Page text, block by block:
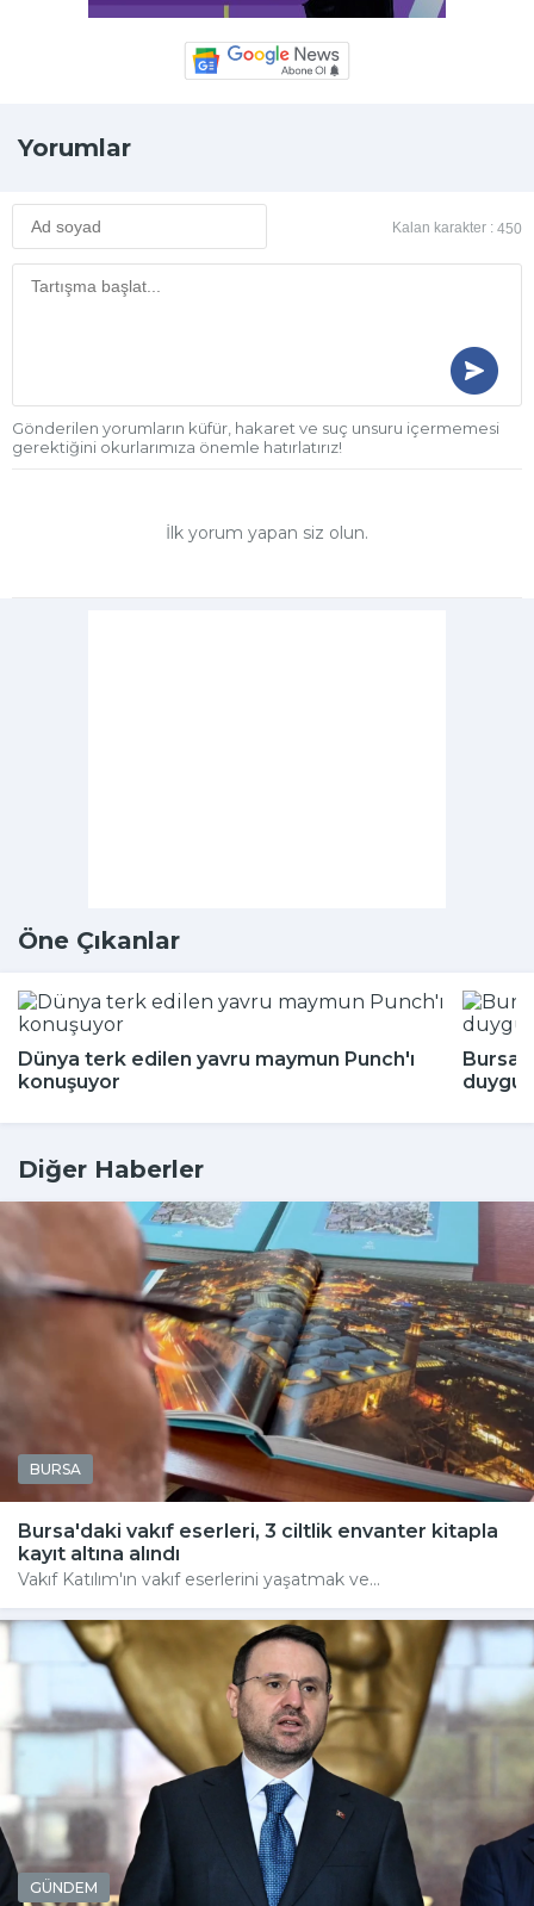
Yorumlar
Kalan karakter : 450
Gönderilen yorumların küfür, hakaret ve suç unsuru içermemesi
gerektiğini okurlarımıza önemle hatırlatırız!
İlk yorum yapan siz olun.
Öne Çıkanlar
Dünya terk edilen yavru maymun Punch'ı
konuşuyor
Diğer Haberler
BURSA
Bursa'daki vakıf eserleri, 3 ciltlik envanter kitapla
kayıt altına alındı
Vakıf Katılım'ın vakıf eserlerini yaşatmak ve...
GÜNDEM